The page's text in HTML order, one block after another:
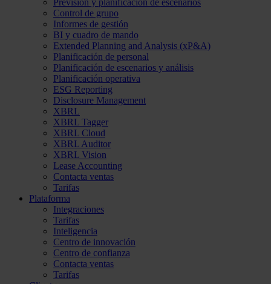
Previsión y planificación de escenarios
Control de grupo
Informes de gestión
BI y cuadro de mando
Extended Planning and Analysis (xP&A)
Planificación de personal
Planificación de escenarios y análisis
Planificación operativa
ESG Reporting
Disclosure Management
XBRL
XBRL Tagger
XBRL Cloud
XBRL Auditor
XBRL Vision
Lease Accounting
Contacta ventas
Tarifas
Plataforma
Integraciones
Tarifas
Inteligencia
Centro de innovación
Centro de confianza
Contacta ventas
Tarifas